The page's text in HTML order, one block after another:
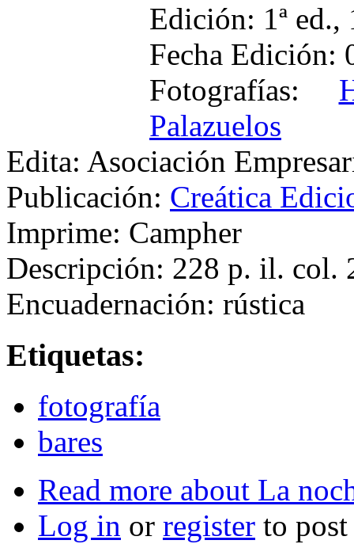
Edición: 1ª ed.,
Fecha Edición:
Fotografías:
Palazuelos
Edita: Asociación
Publicación: Creática
Imprime: Campher
Descripción: 228 p. il. col.
Encuadernación: rústica
Etiquetas:
fotografía
bares
Read more about La
Log in or register to